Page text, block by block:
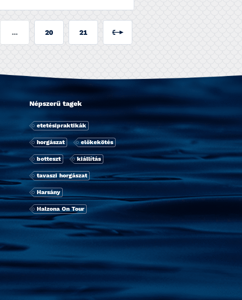
... 20 21
Népszerű tagek
etetésipraktikák
horgászat előkekötés
botteszt kiállí­tás
tavaszi horgászat
Harsány
Halzona On Tour